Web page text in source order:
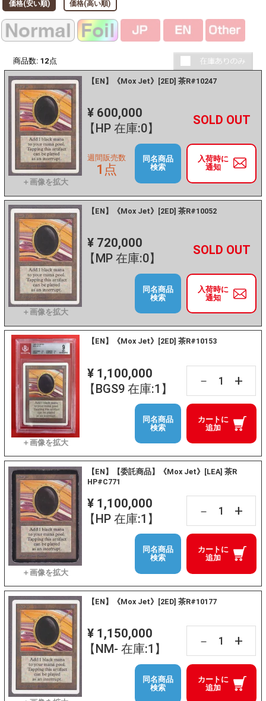
価格(安い順) 価格(高い順)
商品数: 12 点
【EN】《Mox Jet》[2ED] 茶R#10247
¥ 600,000
【HP 在庫:0】
－ +
入荷時に
通知
週間販売数
1点
同名商品
検索
【EN】《Mox Jet》[2ED] 茶R#10052
¥ 720,000
【MP 在庫:0】
－ +
入荷時に
通知
同名商品
検索
【EN】《Mox Jet》[2ED] 茶R#10153
¥ 1,100,000
【BGS9 在庫:1】
－ +
カートに
追加
同名商品
検索
【EN】【委託商品】《Mox Jet》[LEA] 茶R
HP#C771
¥ 1,100,000
【HP 在庫:1】
－ +
カートに
追加
同名商品
検索
【EN】《Mox Jet》[2ED] 茶R#10177
¥ 1,150,000
【NM- 在庫:1】
－ +
カートに
追加
同名商品
検索